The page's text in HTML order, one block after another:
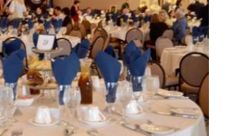
イン活動「しげる会」
とは